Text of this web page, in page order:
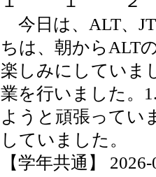
今日は、ALT、
ちは、朝からALT
楽しみにしていま
業を行いました。
ようと頑張ってい
していました。
【学年共通】